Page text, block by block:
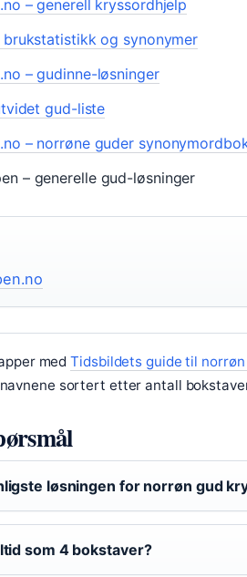
– generell kryssordhjelp
brukstatistikk og synonymer
– gudinne-løsninger
gud-liste
– norrøne guder
– generelle gud-løsninger
medTidsbildets guide til
sortert etter antall
løsningen for norrøn gud
som 4 bokstaver?